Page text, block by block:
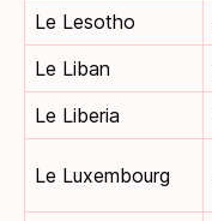
Le Lesotho
Le Liban
Le Liberia
Le Luxembourg